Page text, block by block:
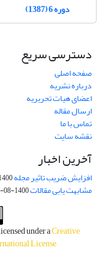
دوره 6 (1387)
دسترسی سریع
صفحه اصلی
درباره نشریه
اعضای هیات تحریریه
ارسال مقاله
تماس با ما
نقشه سایت
آخرین اخبار
افزایش ضریب تاثیر مجله09-02
مشابهت یابی مقالات1400-08-11
under aCreative
License